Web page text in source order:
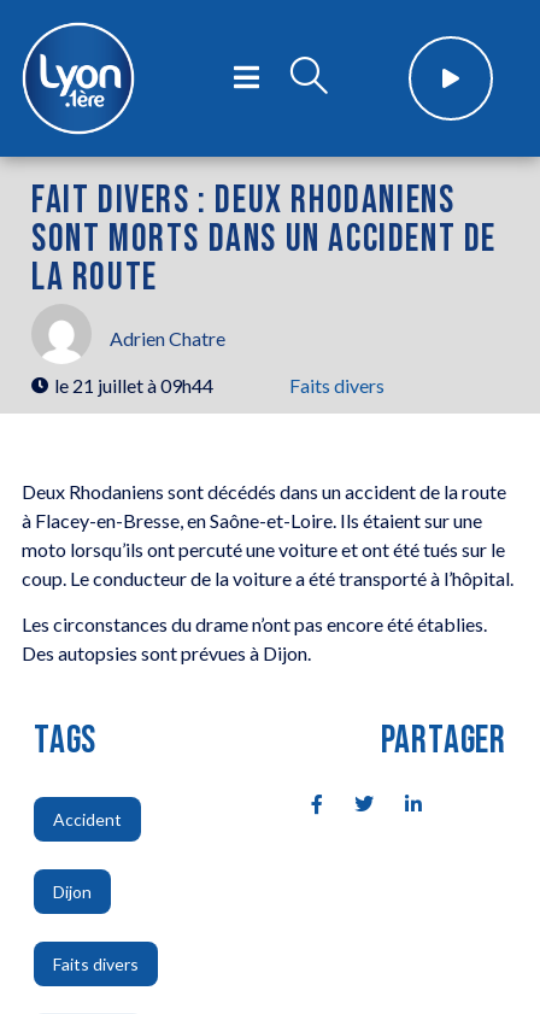
FAIT DIVERS : DEUX RHODANIENS
SONT MORTS DANS UN ACCIDENT DE
LA ROUTE
Adrien Chatre
le 21 juillet à 09h44 Faits divers
Deux Rhodaniens sont décédés dans un accident de la route
à Flacey-en-Bresse, en Saône-et-Loire. Ils étaient sur une
moto lorsqu’ils ont percuté une voiture et ont été tués sur le
coup. Le conducteur de la voiture a été transporté à l’hôpital.
Les circonstances du drame n’ont pas encore été établies.
Des autopsies sont prévues à Dijon.
TAGS
Accident
,
Dijon
,
Faits divers
,
PARTAGER